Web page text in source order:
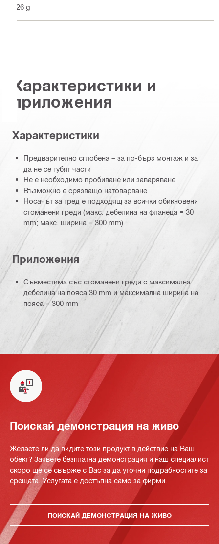
726 g
Характеристики и
приложения
Характеристики
Предварително сглобена – за по-бърз монтаж и за
да не се губят части
Не е необходимо пробиване или заваряване
Възможно е срязващо натоварване
Носачът за гред е подходящ за всички обикновени
стоманени греди (макс. дебелина на фланеца = 30
mm; макс. ширина = 300 mm)
Приложения
Съвместима със стоманени греди с максимална
дебелина на пояса 30 mm и максимална ширина на
пояса = 300 mm
Поискай демонстрация на живо
Желаете ли да видите този продукт в действие на Ваш
обект? Заявете безплатна демонстрация и наш специалист
скоро ще се свърже с Вас за да уточни подрабностите за
срещата. Услугата е достъпна само за фирми.
ПОИСКАЙ ДЕМОНСТРАЦИЯ НА ЖИВО